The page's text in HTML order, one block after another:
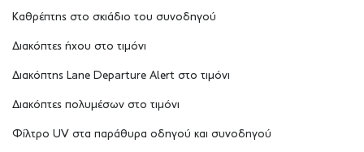
Καθρέπτης στο σκιάδιο του συνοδηγού
Διακόπτες ήχου στο τιμόνι
Διακόπτης Lane Departure Alert στο τιμόνι
Διακόπτες πολυμέσων στο τιμόνι
Φίλτρο UV στα παράθυρα οδηγού και συνοδηγού